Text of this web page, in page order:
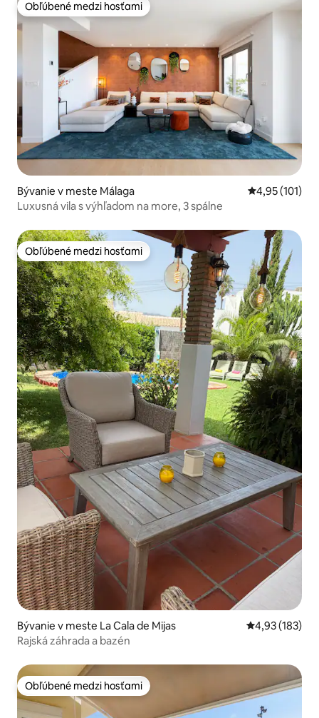
Obľúbené medzi hosťami
Obľúbené medzi hosťami
Bývanie v meste Málaga Priemerné
4,95 (101)
Luxusná vila s výhľadom na more, 3 spálne
Obľúbené medzi hosťami
Obľúbené medzi hosťami
Bývanie v meste La Cala de Mijas Priemerné
4,93 (183)
Rajská záhrada a bazén
Obľúbené medzi hosťami
Obľúbené medzi hosťami